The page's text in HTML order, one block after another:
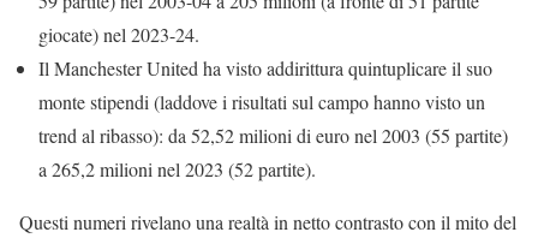
giocate) nel 2023-24.
Il Manchester United ha visto addirittura quintuplicare il suo
monte stipendi (laddove i risultati sul campo hanno visto un
trend al ribasso): da 52,52 milioni di euro nel 2003 (55 partite)
a 265,2 milioni nel 2023 (52 partite).
Questi numeri rivelano una realtà in netto contrasto con il mito del